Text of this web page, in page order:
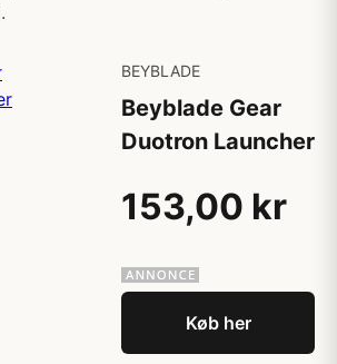
BEYBLADE
Beyblade Gear
Duotron Launcher
153,00 kr
Køb her